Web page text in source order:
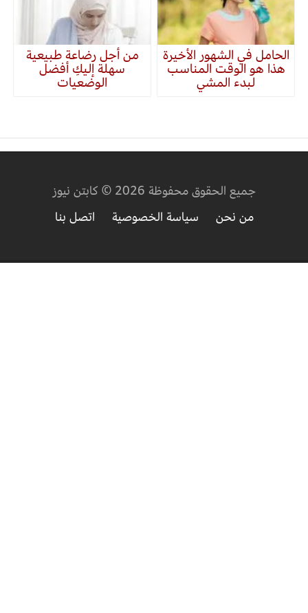
الحامل في الشهور الأخيرة
هذا هو الوقت المناسب
لبدء المشي
من أجل رضاعة طبيعية
سهلة إليكِ أفضل
الوضعيات
جميع الحقوق محفوظة 2026 © كابتن نيوز
من نحن
سياسة الخصوصية اتصل بنا